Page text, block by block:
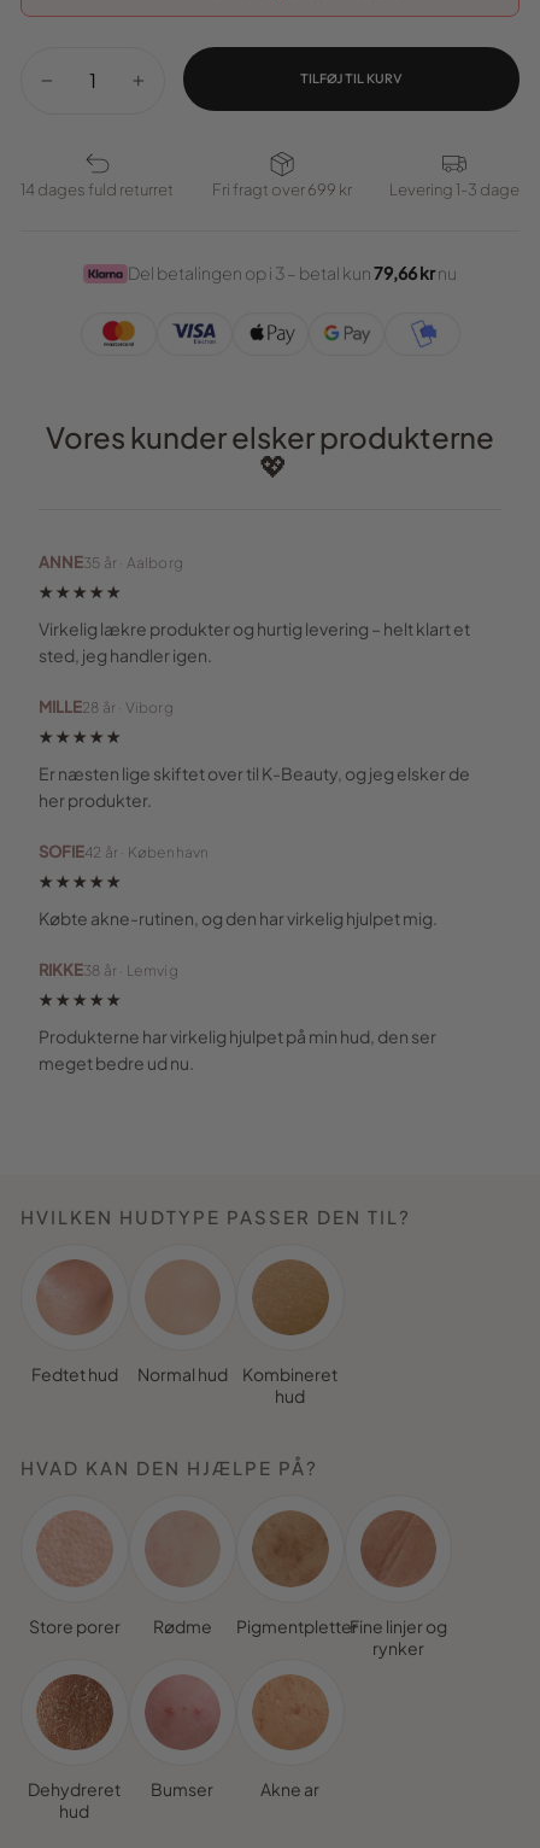
+
TILFØJ TIL KURV
14 dages fuld returret Fri fragt over 699 kr Levering 1-3 dage
Del betalingen op i 3 – betal kun79,66 krnu
Vores kunder elsker produkterne
💖
ANNE35 år · Aalborg
★★★★★
Virkelig lækre produkter og hurtig levering – helt klart et
sted, jeg handler igen.
MILLE28 år · Viborg
★★★★★
Er næsten lige skiftet over til K-Beauty, og jeg elsker de
her produkter.
SOFIE42 år · København
★★★★★
Købte akne-rutinen, og den har virkelig hjulpet mig.
RIKKE38 år · Lemvig
★★★★★
Produkterne har virkelig hjulpet på min hud, den ser
meget bedre ud nu.
HVILKEN HUDTYPE PASSER DEN TIL?
Fedtet hud Normal hud
Kombineret
hud
HVAD KAN DEN HJÆLPE PÅ?
Store porer Rødme PigmentpletterFine linjer og
rynker
Dehydreret
hud
Bumser Akne ar